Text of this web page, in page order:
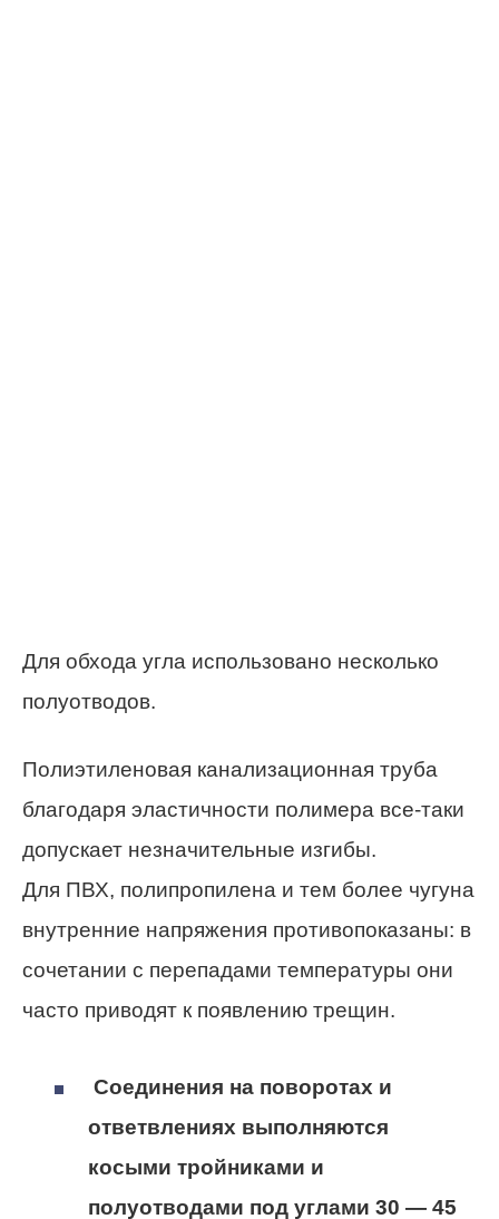
Для обхода угла использовано несколько
полуотводов.
Полиэтиленовая канализационная труба
благодаря эластичности полимера все-таки
допускает незначительные изгибы.
Для ПВХ, полипропилена и тем более чугуна
внутренние напряжения противопоказаны: в
сочетании с перепадами температуры они
часто приводят к появлению трещин.
Соединения на поворотах и
ответвлениях выполняются
косыми тройниками и
полуотводами под углами 30 — 45